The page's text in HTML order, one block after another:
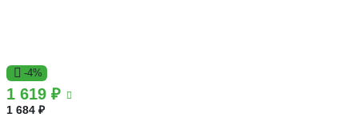
-4%
1 619 ₽
1 684 ₽